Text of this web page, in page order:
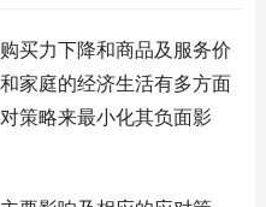
买力下降和商品及服务价
家庭的经济生活有多方面
策略来最小化其负面影